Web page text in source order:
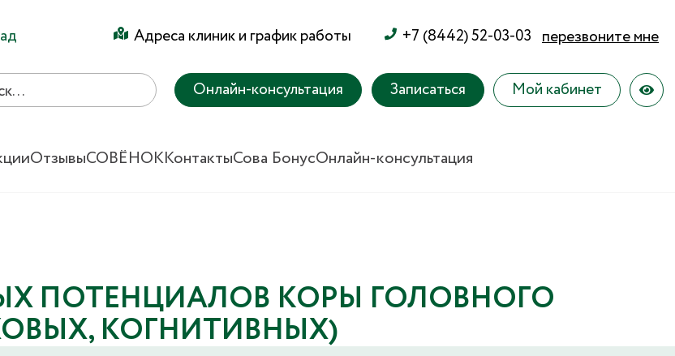
Адреса клиник и график работы +7 (8442) 52-03-03 перезвоните мне
Онлайн-консультация Записаться Мой кабинет
ОтзывыСОВЁНОККонтактыСова БонусОнлайн-консультация
ПОТЕНЦИАЛОВ КОРЫ ГОЛОВНОГО
КОГНИТИВНЫХ)